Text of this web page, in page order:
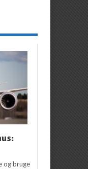
og bruge